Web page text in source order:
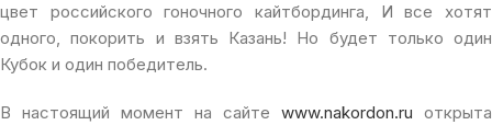
цвет российского гоночного кайтбординга, И все хотят
одного, покорить и взять Казань! Но будет только один
Кубок и один победитель.
В настоящий момент на сайте www.nakordon.ru открыта